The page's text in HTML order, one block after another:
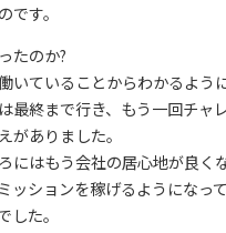
です。
たのか?
いていることからわかるよう
最終まで行き、もう一回チャ
がありました。
にはもう会社の居心地が良く
ッションを稼げるようになっ
した。